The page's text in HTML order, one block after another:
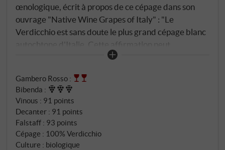
œnologique, écrit à propos de ce cépage dans son
ouvrage "Native Wine Grapes of Italy" : "Le
Verdicchio est sans doute le plus grand cépage blanc
autochtone d'Italie. Cette affirmation peut
surprendre ceux qui n'ont jusqu'à présent dégusté
parfois même conditionnés dans d'incroyables
bouteilles en forme d'amphore."
Gambero Rosso :
Bibenda :
Vinous : 91 points
Decanter : 91 points
Falstaff : 93 points
Cépage : 100% Verdicchio
Culture : biologique